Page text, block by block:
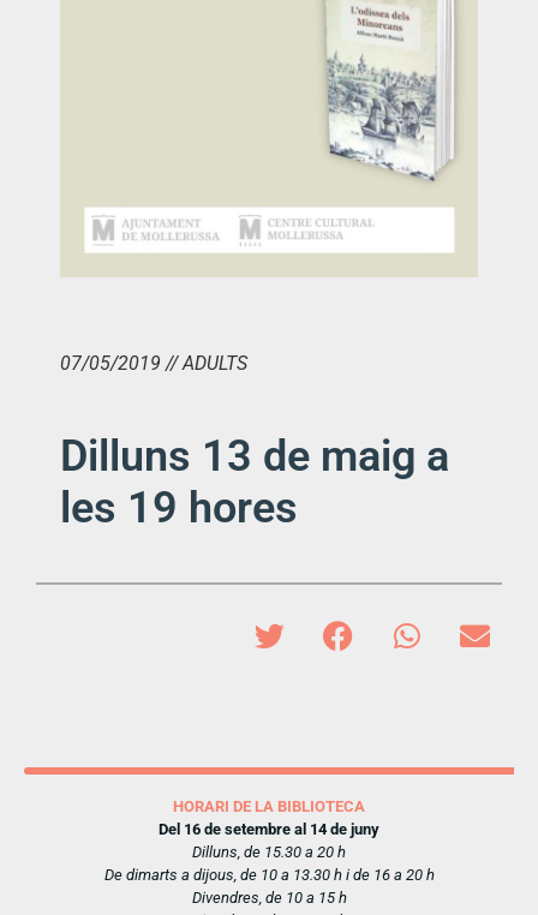
07/05/2019 // ADULTS
Dilluns 13 de maig a
les 19 hores
HORARI DE LA BIBLIOTECA
Del 16 de setembre al 14 de juny
Dilluns, de 15.30 a 20 h
De dimarts a dijous, de 10 a 13.30 h i de 16 a 20 h
Divendres, de 10 a 15 h